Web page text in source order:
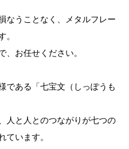
なうことなく、メタルフレー
。
、お任せください。
である「七宝文（しっぽうも
人と人とのつながりが七つの
ています。